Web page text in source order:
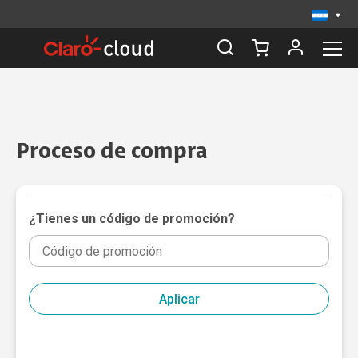
Proceso de compra
¿Tienes un código de promoción?
Aplicar